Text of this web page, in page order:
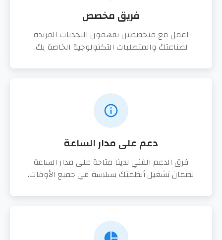
فريق مخصص
اعمل مع متخصصين يفهمون التحديات الفريدة
لصناعتك والمتطلبات التكنولوجية الخاصة بك.
دعم على مدار الساعة
فرق الدعم الفني لدينا متاحة على مدار الساعة
لضمان تشغيل أنظمتك بسلاسة في جميع الأوقات.